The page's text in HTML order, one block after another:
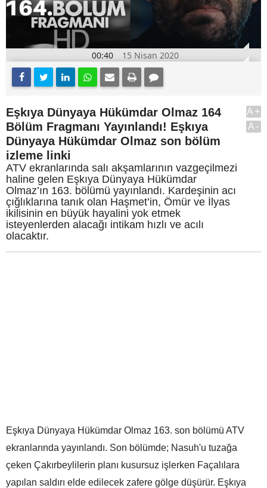
00:40 15 Nisan 2020
Eşkıya Dünyaya Hükümdar Olmaz 164
Bölüm Fragmanı Yayınlandı! Eşkıya
Dünyaya Hükümdar Olmaz son bölüm
izleme linki
ATV ekranlarında salı akşamlarının vazgeçilmezi
haline gelen Eşkıya Dünyaya Hükümdar
Olmaz’ın 163. bölümü yayınlandı. Kardeşinin acı
çığlıklarına tanık olan Haşmet’in, Ömür ve İlyas
ikilisinin en büyük hayalini yok etmek
isteyenlerden alacağı intikam hızlı ve acılı
olacaktır.
A+
A-
Eşkıya Dünyaya Hükümdar Olmaz 163. son bölümü ATV
ekranlarında yayınlandı. Son bölümde; Nasuh'u tuzağa
çeken Çakırbeylilerin planı kusursuz işlerken Façalılara
yapılan saldırı elde edilecek zafere gölge düşürür. Eşkıya